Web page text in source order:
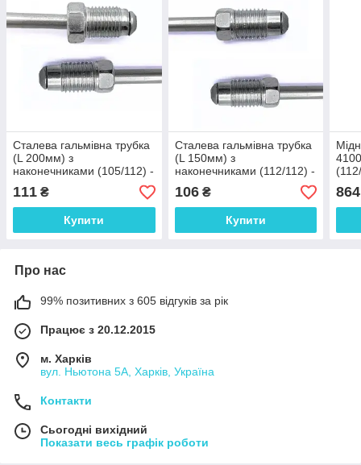
Сталева гальмівна трубка
(L 200мм) з
наконечниками (105/112) -
WP415Zn
111 ₴
Купити
Сталева гальмівна трубка
(L 150мм) з
наконечниками (112/112) -
WP575Zn
106₴
Купити
864
Про нас
99% позитивних з 605 відгуків за рік
Працює з 20.12.2015
м. Харків
вул. Ньютона 5А, Харків, Україна
Контакти
Сьогодні вихідний
Показати весь графік роботи